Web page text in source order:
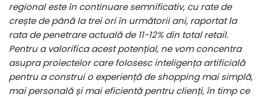
regional este în continuare semnificativ, cu rate de
crește de până la trei ori în următorii ani, raportat la
rata de penetrare actuală de 11-12% din total retail.
Pentru a valorifica acest potențial, ne vom concentra
asupra proiectelor care folosesc inteligența artificială
pentru a construi o experiență de shopping mai simplă,
mai personală și mai eficientă pentru clienți, în timp ce